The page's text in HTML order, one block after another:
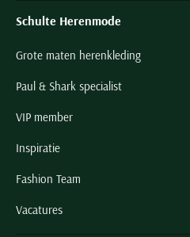
Schulte Herenmode
Grote maten herenkleding
Paul & Shark specialist
VIP member
Inspiratie
Fashion Team
Vacatures